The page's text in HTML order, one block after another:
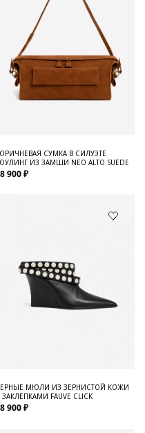
СУМКА В СИЛУЭТЕ
ИЗ ЗАМШИ NEO ALTO SUEDE
900 ₽
МЮЛИ ИЗ ЗЕРНИСТОЙ КОЖИ
ЗАКЛЕПКАМИ FAUVE CLICK
900 ₽